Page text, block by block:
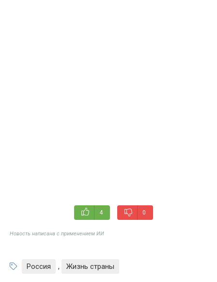
4 0
Новость написана с применением ИИ
Россия , Жизнь страны